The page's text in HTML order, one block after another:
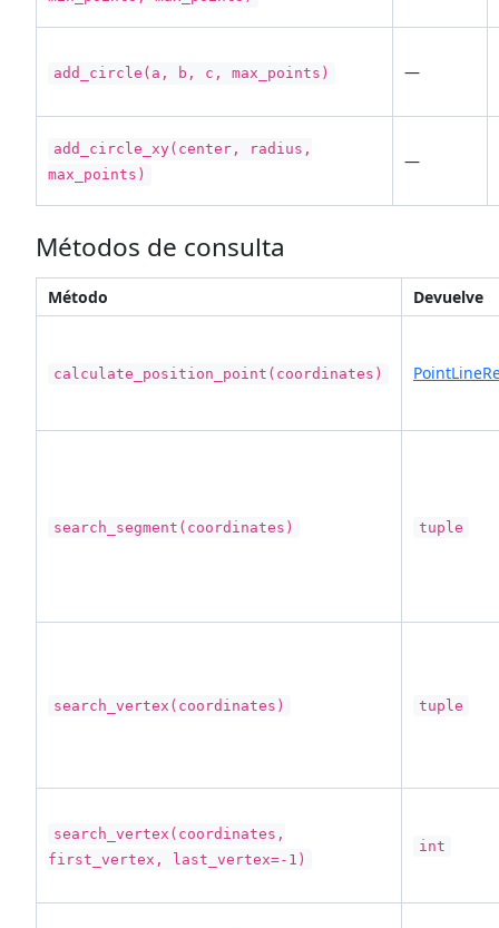
add_circle(a, b, c, max_points) —
add_circle_xy(center, radius,
max_points)
—
Métodos de consulta
Método Devuelve
calculate_position_point(coordinates)
search_segment(coordinates) tuple
search_vertex(coordinates) tuple
search_vertex(coordinates,
first_vertex, last_vertex=-1)
int